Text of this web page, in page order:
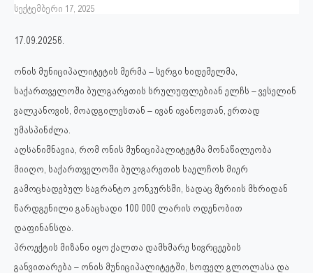
სექტემბერი 17, 2025
17.09.2025წ.
ონის მუნიციპალიტეტის მერმა – სერგი ხიდეშელმა,
საქართველოში ბულგარეთის სრულუფლებიან ელჩს – ვესელინ
ვალკანოვის, მოადგილესთან – ივან ივანოვთან, ერთად
უმასპინძლა.
აღსანიშნავია, რომ ონის მუნიციპალიტეტმა მონაწილეობა
მიიღო, საქართველოში ბულგარეთის საელჩოს მიერ
გამოცხადებულ საგრანტო კონკურსში, სადაც მერიის მხრიდან
წარდგენილი განაცხადი 100 000 ლარის ოდენობით
დაფინანსდა.
პროექტის მიზანი იყო ქალთა დამხმარე სივრცეების
განვითარება – ონის მუნიციპალიტეტში, სოფელ გლოლასა და